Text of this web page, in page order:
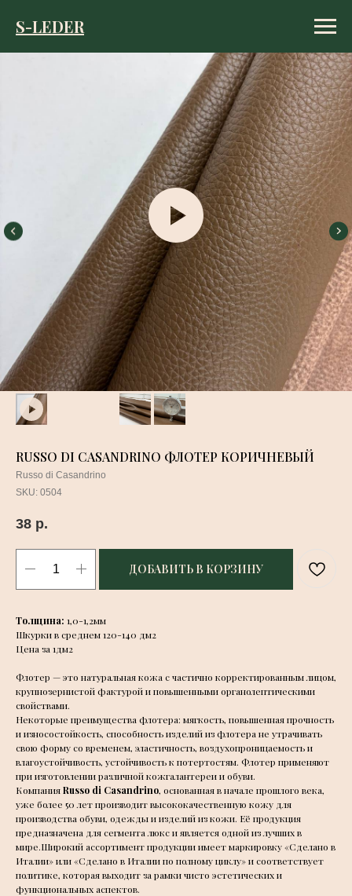
S-LEDER
RUSSO DI CASANDRINO ФЛОТЕР КОРИЧНЕВЫЙ
Russo di Casandrino
SKU: 0504
38 р.
ДОБАВИТЬ В КОРЗИНУ
Толщина: 1,0-1,2мм
Шкурки в среднем 120-140 дм2
Цена за 1дм2
Флотер — это натуральная кожа с частично корректированным лицом,
крупнозернистой фактуройи повышенными органолептическими
свойствами.
Некоторые преимущества флотера: мягкость, повышенная прочность
и износостойкость, способность изделий из флотера не утрачивать
свою форму со временем, эластичность, воздухопроницаемость и
влагоустойчивость, устойчивость к потертостям. Флотер применяют
при изготовлении различной кожгалантереи и обуви.
КомпанияRusso di Casandrino, основанная в начале прошлого века,
уже более 50 лет производит высококачественную кожу для
производства обуви, одежды и изделий из кожи. Её продукция
предназначена для сегмента люкс и является одной из лучших в
мире.Широкий ассортимент продукции имеет маркировку «Сделано в
Италии» или «Сделано в Италии по полному циклу» и соответствует
политике, которая выходит за рамки чисто эстетических и
функциональных аспектов.
S-LEDER